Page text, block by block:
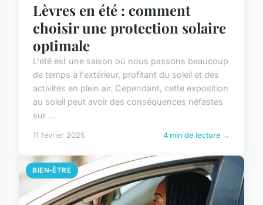
Lèvres en été : comment
choisir une protection solaire
optimale
L'été est une saison où nous passons beaucoup
de temps à l'extérieur, profitant du soleil et des
activités en plein air. Cependant, cette exposition
au soleil peut avoir des conséquences néfastes
sur ...
11 février 2025 4 min de lecture →
BIEN-ÊTRE